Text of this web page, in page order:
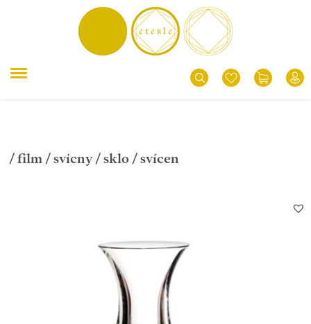
/ film / svícny/ sklo/ svícen